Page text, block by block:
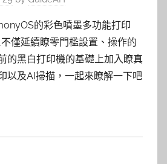
的彩色噴墨多功能打印
僅延續瞭零門檻設置、操作的
的黑白打印機的基礎上加入瞭真
以及AI掃描，一起來瞭解一下吧